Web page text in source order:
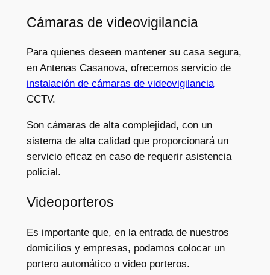
Cámaras de videovigilancia
Para quienes deseen mantener su casa segura,
en Antenas Casanova, ofrecemos servicio de
instalación de cámaras de videovigilancia
CCTV.
Son cámaras de alta complejidad, con un
sistema de alta calidad que proporcionará un
servicio eficaz en caso de requerir asistencia
policial.
Videoporteros
Es importante que, en la entrada de nuestros
domicilios y empresas, podamos colocar un
portero automático o video porteros.